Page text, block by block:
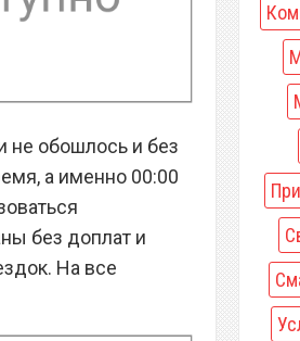
не обошлось и без
а именно 00:00
без доплат и
На все